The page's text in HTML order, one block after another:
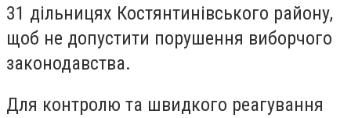
31 дільницях Костянтинівського району,
щоб не допустити порушення виборчого
законодавства.
Для контролю та швидкого реагування